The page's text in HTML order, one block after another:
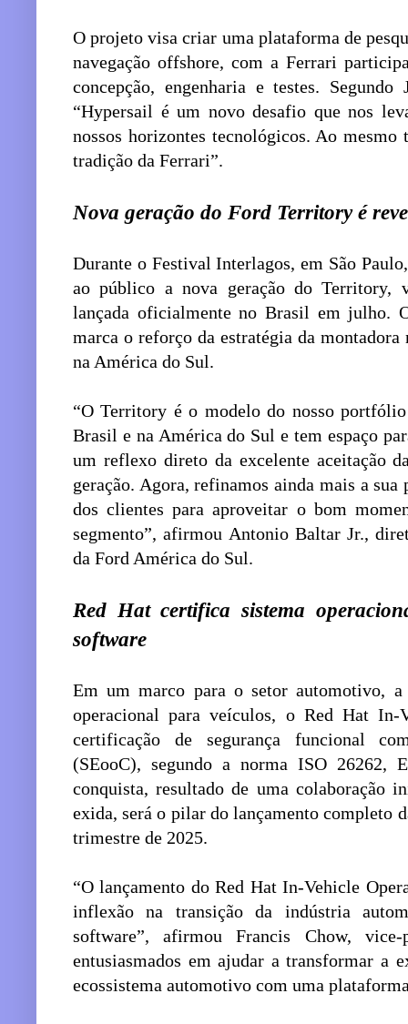
O projeto visa criar uma plataforma de
navegação offshore, com a Ferrari
concepção, engenharia e testes.
“Hypersail é um novo desafio que nos
nossos horizontes tecnológicos. Ao
tradição da Ferrari”.
Nova geração do Ford Territory é
Durante o Festival Interlagos, em São
ao público a nova geração do Territory,
lançada oficialmente no Brasil em julho.
marca o reforço da estratégia da
na América do Sul.
“O Territory é o modelo do nosso
Brasil e na América do Sul e tem espaço
um reflexo direto da excelente aceitação
geração. Agora, refinamos ainda mais a
dos clientes para aproveitar o bom
segmento”, afirmou Antonio Baltar Jr.,
da Ford América do Sul.
Red Hat certifica sistema
software
Em um marco para o setor automotivo,
operacional para veículos, o Red Hat In-
certificação de segurança funcional
(SEooC), segundo a norma ISO
conquista, resultado de uma colaboração
exida, será o pilar do lançamento completo
trimestre de 2025.
“O lançamento do Red Hat In-Vehicle
inflexão na transição da indústria
software”, afirmou Francis Chow,
entusiasmados em ajudar a transformar a
ecossistema automotivo com uma